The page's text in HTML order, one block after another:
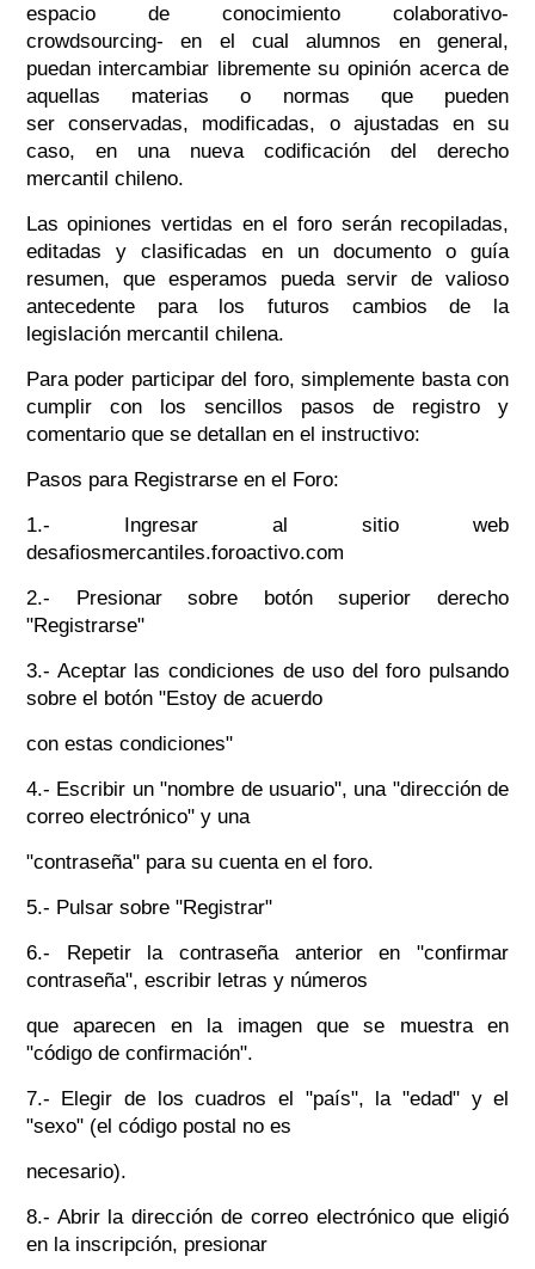
espacio de conocimiento colaborativo-
crowdsourcing- en el cual alumnos en general,
puedan intercambiar libremente su opinión acerca de
aquellas materias o normas que pueden
ser conservadas, modificadas, o ajustadas en su
caso, en una nueva codificación del derecho
mercantil chileno.
Las opiniones vertidas en el foro serán recopiladas,
editadas y clasificadas en un documento o guía
resumen, que esperamos pueda servir de valioso
antecedente para los futuros cambios de la
legislación mercantil chilena.
Para poder participar del foro, simplemente basta con
cumplir con los sencillos pasos de registro y
comentario que se detallan en el instructivo:
Pasos para Registrarse en el Foro:
1.- Ingresar al sitio web
desafiosmercantiles.foroactivo.com
2.- Presionar sobre botón superior derecho
"Registrarse"
3.- Aceptar las condiciones de uso del foro pulsando
sobre el botón "Estoy de acuerdo
con estas condiciones"
4.- Escribir un "nombre de usuario", una "dirección de
correo electrónico" y una
"contraseña" para su cuenta en el foro.
5.- Pulsar sobre "Registrar"
6.- Repetir la contraseña anterior en "confirmar
contraseña", escribir letras y números
que aparecen en la imagen que se muestra en
"código de confirmación".
7.- Elegir de los cuadros el "país", la "edad" y el
"sexo" (el código postal no es
necesario).
8.- Abrir la dirección de correo electrónico que eligió
en la inscripción, presionar